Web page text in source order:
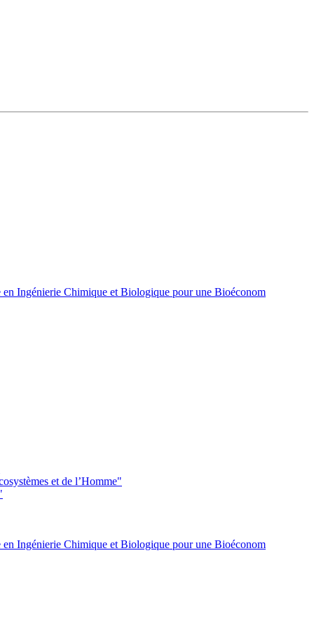
Ingénierie Chimique et Biologique pour une Bioéconom
et de l’Homme"
Ingénierie Chimique et Biologique pour une Bioéconom